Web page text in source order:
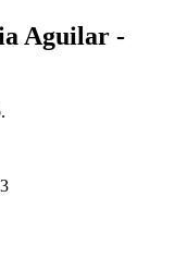
Aguilar -